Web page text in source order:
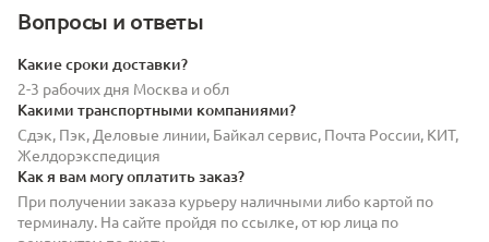
Вопросы и ответы
Какие сроки доставки?
2-3 рабочих дня Москва и обл
Какими транспортными компаниями?
Сдэк, Пэк, Деловые линии, Байкал сервис, Почта России, КИТ,
Желдорэкспедиция
Как я вам могу оплатить заказ?
При получении заказа курьеру наличными либо картой по
терминалу. На сайте пройдя по ссылке, от юр лица по